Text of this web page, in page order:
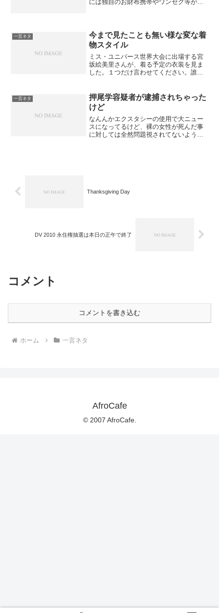
には独自のお財布携帯やワンセグ等が普
ンにしかり。某社のパ...
一言ネタ
今まで見たことも無い様な変な着
物スタイル
ミス・ユニバース世界大会に出場する宮
坂絵美里さんが、着る予定の衣装を見ま
した。１つだけ言わせてください。誰が
なんでしょうけど、これは斬新でも何で
もありませんよ。一言で言...
一言ネタ
押尾学容疑者が逮捕されちゃった
けど
なんんかエクスタシーの使用で大ニュー
スになってるけど、裸の女性が死んだ事
に対しては全然問題視されてないような
Thanksgiving Day
DV 2010 永住権抽選は本日の正午で終了
コメント
コメントを書き込む
ホーム 一言ネタ
AfroCafe
© 2007 AfroCafe.